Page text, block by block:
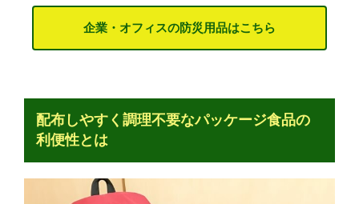
企業・オフィスの防災用品はこちら
配布しやすく調理不要なパッケージ食品の
利便性とは